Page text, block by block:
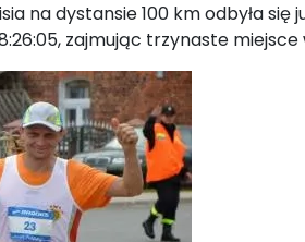
dystansie 100 km odbyła się
zajmując trzynaste